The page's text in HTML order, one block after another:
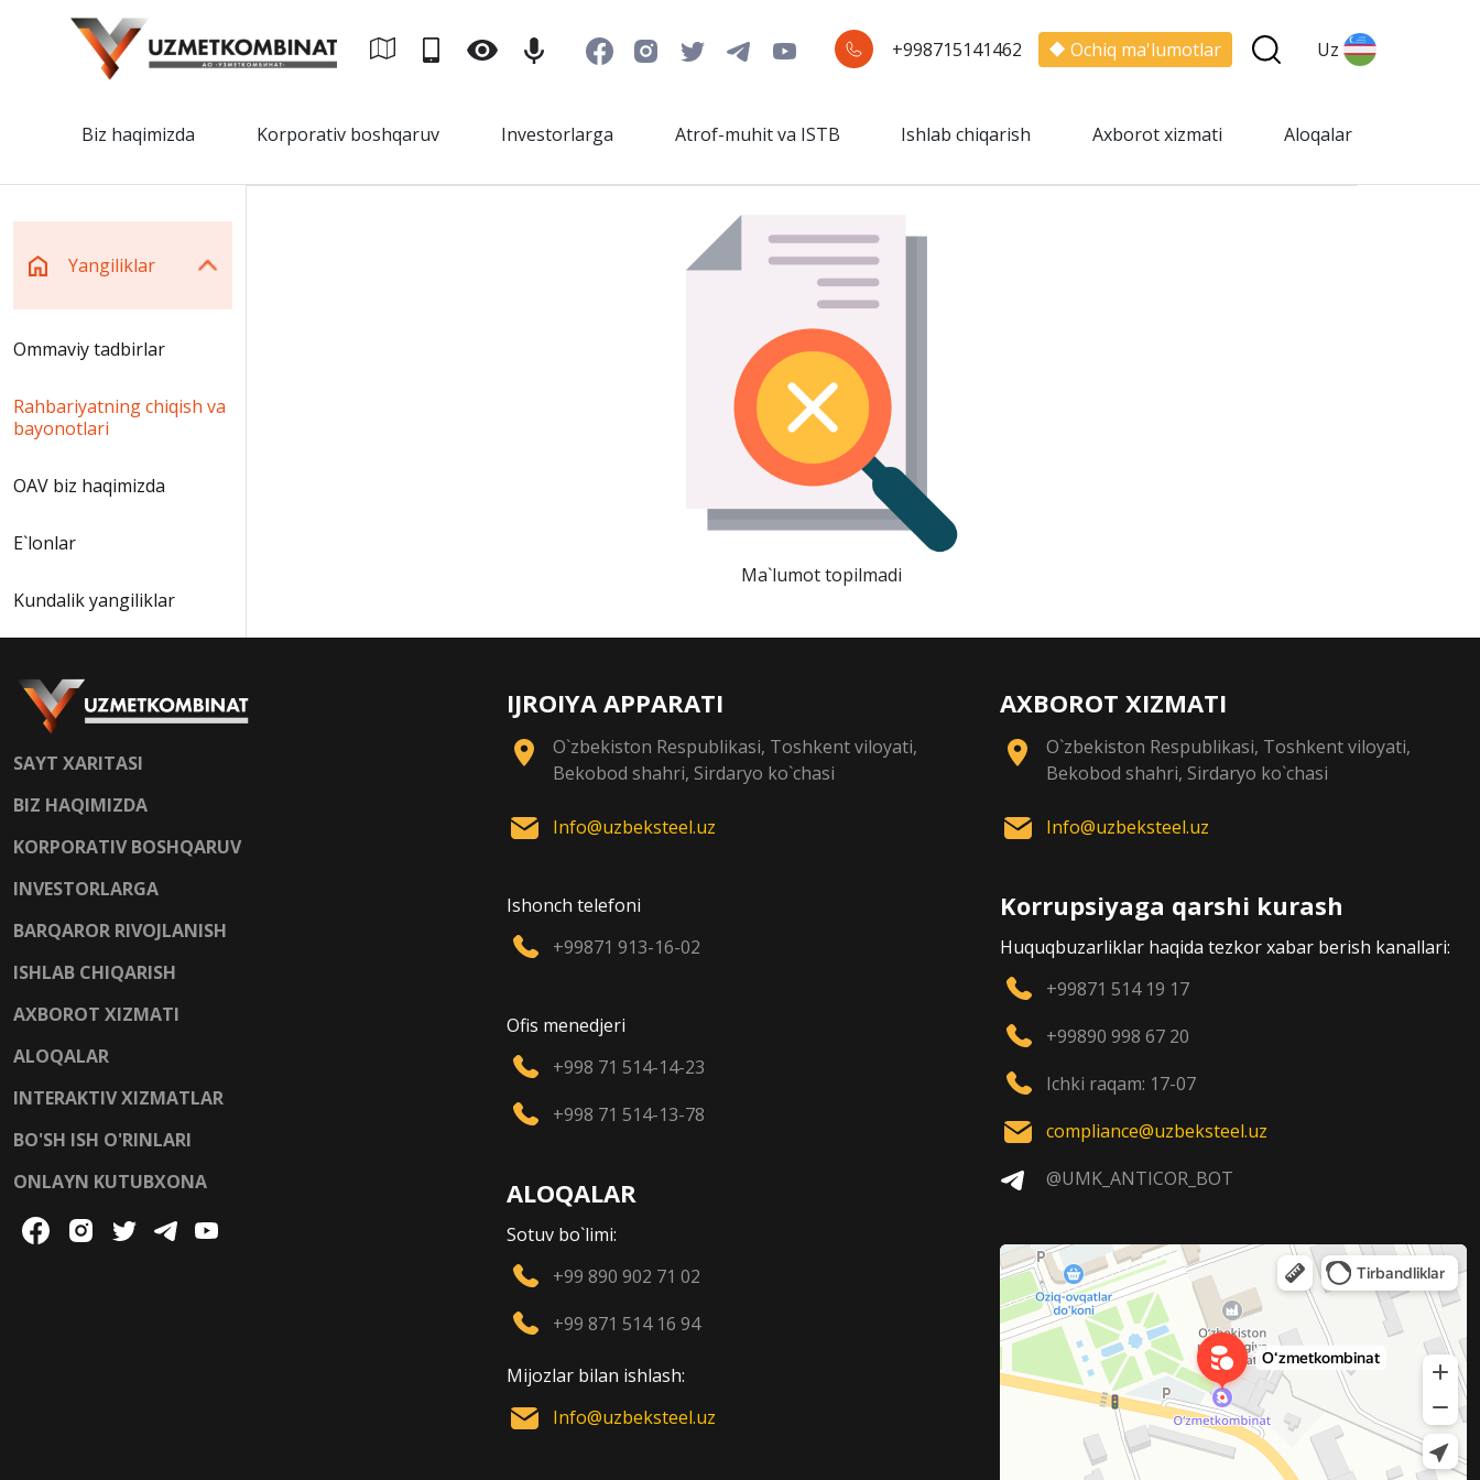
+998715141462 Ochiq ma'lumotlar Uz
Biz haqimizda Korporativ boshqaruv Investorlarga Atrof-muhit va ISTB Ishlab chiqarish Axborot xizmati Aloqalar
Yangiliklar
Ommaviy tadbirlar
Rahbariyatning chiqish va
bayonotlari
OAV biz haqimizda
E`lonlar
Kundalik yangiliklar
Ma`lumot topilmadi
SAYT XARITASI
BIZ HAQIMIZDA
KORPORATIV BOSHQARUV
INVESTORLARGA
BARQAROR RIVOJLANISH
ISHLAB CHIQARISH
AXBOROT XIZMATI
ALOQALAR
INTERAKTIV XIZMATLAR
BO'SH ISH O'RINLARI
ONLAYN KUTUBXONA
IJROIYA APPARATI
O`zbekiston Respublikasi, Toshkent viloyati,
Bekobod shahri, Sirdaryo ko`chasi
Info@uzbeksteel.uz
Ishonch telefoni
+99871 913-16-02
Ofis menedjeri
+998 71 514-14-23
+998 71 514-13-78
ALOQALAR
Sotuv bo`limi:
+99 890 902 71 02
+99 871 514 16 94
Mijozlar bilan ishlash:
Info@uzbeksteel.uz
AXBOROT XIZMATI
O`zbekiston Respublikasi, Toshkent viloyati,
Bekobod shahri, Sirdaryo ko`chasi
Info@uzbeksteel.uz
Korrupsiyaga qarshi kurash
Huquqbuzarliklar haqida tezkor xabar berish kanallari:
+99871 514 19 17
+99890 998 67 20
Ichki raqam: 17-07
compliance@uzbeksteel.uz
@UMK_ANTICOR_BOT